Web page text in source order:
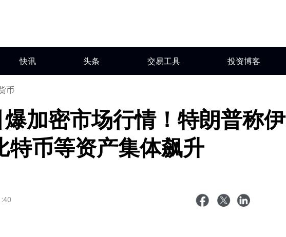
快讯 头条 交易工具 投资博客
币
加密市场行情！特朗普称伊
特币等资产集体飙升